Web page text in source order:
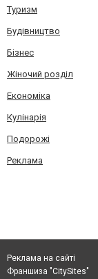
Туризм
Будівництво
Бізнес
Жіночий розділ
Економіка
Кулінарія
Подорожі
Реклама
Реклама на сайті
Франшиза "CitySites"